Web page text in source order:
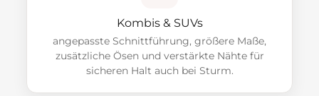
Kombis & SUVs
angepasste Schnittführung, größere Maße,
zusätzliche Ösen und verstärkte Nähte für
sicheren Halt auch bei Sturm.